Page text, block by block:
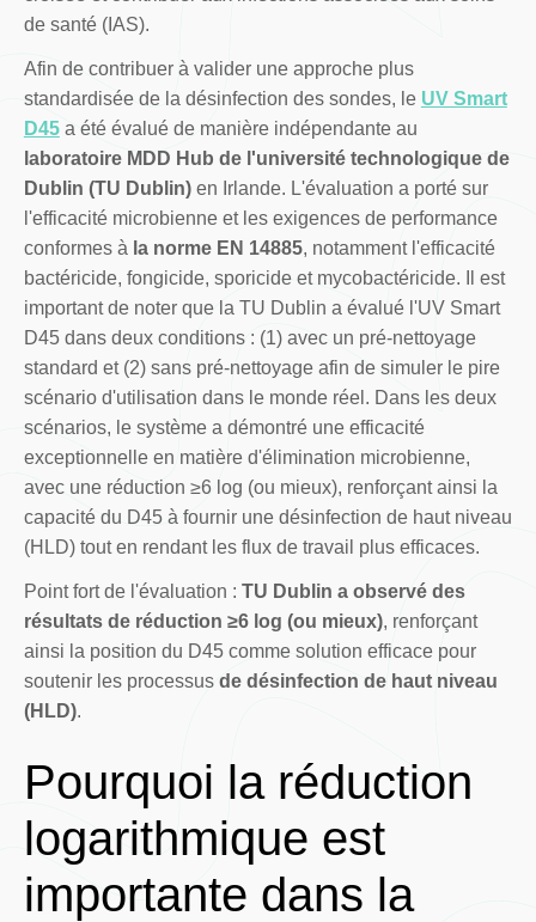
de santé (IAS).
Afin de contribuer à valider une approche plus
standardisée de la désinfection des sondes, le UV Smart
D45a été évalué de manière indépendante au
laboratoire MDD Hub de l'université technologique de
Dublin (TU Dublin)en Irlande. L'évaluation a porté sur
l'efficacité microbienne et les exigences de performance
conformes à la norme EN 14885, notamment l'efficacité
bactéricide, fongicide, sporicide et mycobactéricide. Il est
important de noter que la TU Dublin a évalué l'UV Smart
D45 dans deux conditions : (1) avec un pré-nettoyage
standard et (2) sans pré-nettoyage afin de simuler le pire
scénario d'utilisation dans le monde réel. Dans les deux
scénarios, le système a démontré une efficacité
exceptionnelle en matière d'élimination microbienne,
avec une réduction ≥6 log (ou mieux), renforçant ainsi la
capacité du D45 à fournir une désinfection de haut niveau
(HLD) tout en rendant les flux de travail plus efficaces.
Point fort de l'évaluation : TU Dublin a observé des
résultats de réduction ≥6 log (ou mieux), renforçant
ainsi la position du D45 comme solution efficace pour
soutenir les processus de désinfection de haut niveau
(HLD).
Pourquoi la réduction
logarithmique est
importante dans la